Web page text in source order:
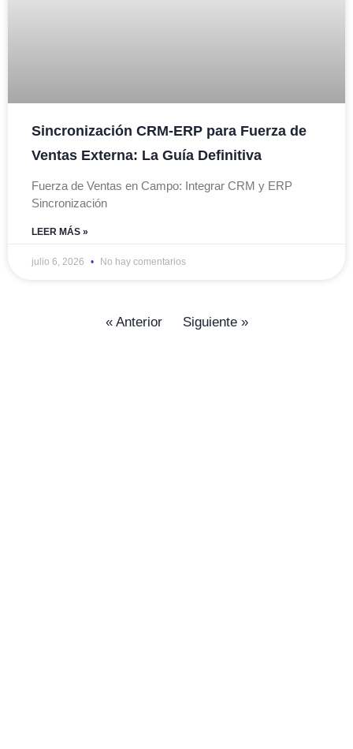
Sincronización CRM-ERP para Fuerza de
Ventas Externa: La Guía Definitiva
Fuerza de Ventas en Campo: Integrar CRM y ERP
Sincronización
LEER MÁS »
julio 6, 2026 No hay comentarios
« Anterior Siguiente »